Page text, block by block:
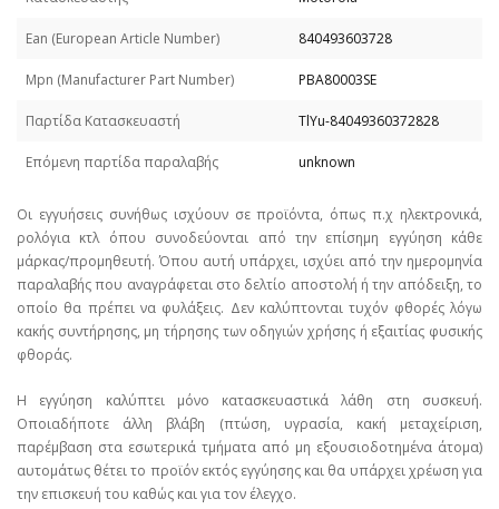
Εan (European Article Number) 840493603728
Mpn (Manufacturer Part Number) PBA80003SE
Παρτίδα Κατασκευαστή TlYu-84049360372828
Επόμενη παρτίδα παραλαβής unknown
Οι εγγυήσεις συνήθως ισχύουν σε προϊόντα, όπως π.χ ηλεκτρονικά,
ρολόγια κτλ όπου συνοδεύονται από την επίσημη εγγύηση κάθε
μάρκας/προμηθευτή. Όπου αυτή υπάρχει, ισχύει από την ημερομηνία
παραλαβής που αναγράφεται στο δελτίο αποστολή ή την απόδειξη, το
οποίο θα πρέπει να φυλάξεις. Δεν καλύπτονται τυχόν φθορές λόγω
κακής συντήρησης, μη τήρησης των οδηγιών χρήσης ή εξαιτίας φυσικής
φθοράς.
Η εγγύηση καλύπτει μόνο κατασκευαστικά λάθη στη συσκευή.
Οποιαδήποτε άλλη βλάβη (πτώση, υγρασία, κακή μεταχείριση,
παρέμβαση στα εσωτερικά τμήματα από μη εξουσιοδοτημένα άτομα)
αυτομάτως θέτει το προϊόν εκτός εγγύησης και θα υπάρχει χρέωση για
την επισκευή του καθώς και για τον έλεγχο.